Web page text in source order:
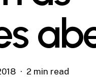
2 min read